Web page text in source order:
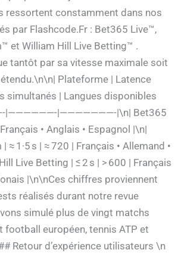
ressortent constamment dans nos
par Flashcode.Fr : Bet365 Live™,
et William Hill Live Betting™ .
tantôt par sa vitesse maximale soit
Plateforme | Latence
simultanés | Langues disponibles
|———————-|\n| Bet365
• Anglais • Espagnol |\n|
≈ 1·5 s | ≈ 720 | Français • Allemand •
Live Betting | ≤ 2 s | > 600 | Français
|\n\nCes chiffres proviennent
réalisés durant notre revue
simulé plus de vingt matchs
européen, tennis ATP et
Retour d’expérience utilisateurs \n